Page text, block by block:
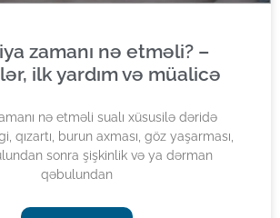
zamanı nə etməli? –
ilk yardım və müalicə
nə etməli sualı xüsusilə dəridə
qızartı, burun axması, göz yaşarması,
sonra şişkinlik və ya dərman
qəbulundan